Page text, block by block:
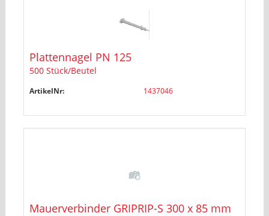
Plattennagel PN 125
500 Stück/Beutel
ArtikelNr: 1437046
Mauerverbinder GRIPRIP-S 300 x 85 mm